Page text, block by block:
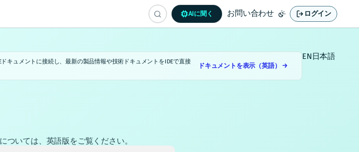
AIに聞く お問い合わせ ログイン
キュメントに接続し、最新の製品情報や技術ドキュメントをIDEで直接
ドキュメントを表示（英語） →
EN日本語
いては、英語版をご覧ください。